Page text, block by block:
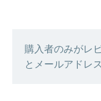
購入者のみがレ
とメールアドレ